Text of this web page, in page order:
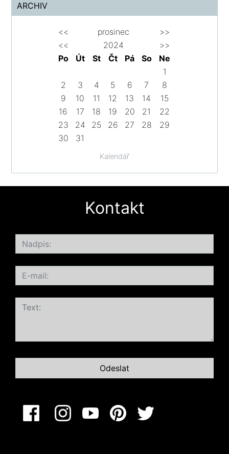
ARCHIV
Kalendář
<< prosinec
>>
<<
2024
>>
Po
Út St Čt Pá So
Ne
1
2
3 4 5 6 7
8
9
10 11 12 13 14
15
16
17 18 19 20 21
22
23
24 25 26 27 28
29
30
31
Kontakt